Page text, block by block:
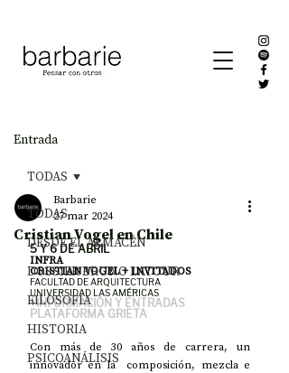
Entrada
TODAS
DESDE EL ALMACÉN
DOSSIER BRUNO LATOUR
FILOSOFÍA
HISTORIA
PSICOANÁLISIS
TODAS
Cristian Vogel en Chile
Barbarie
27 mar 2024
5 Y 6 DE ABRIL
INFRA
CRISTIAN VOGEL + INVITADOS
FACULTAD DE ARQUITECTURA
UNIVERSIDAD LAS AMÉRICAS
+INFORMACIÓN Y ENTRADAS
PLATAFORMA GRIETA
Con más de 30 años de carrera, un
innovador en la  composición, mezcla e